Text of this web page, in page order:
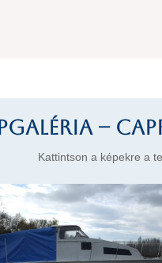
–
Kattintson a képekre a